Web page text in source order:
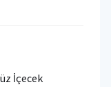
İçecek